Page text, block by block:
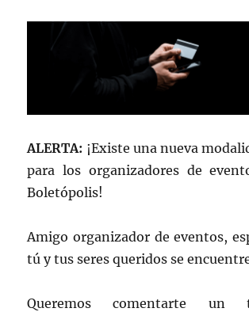
ALERTA: ¡Existe una nueva
para los organizadores de
Boletópolis!
Amigo organizador de eventos,
tú y tus seres queridos se
Queremos comentarte un